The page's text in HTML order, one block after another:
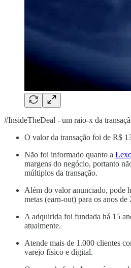
#InsideTheDeal - um raio-x da
O valor da transação foi de R$
Não foi informado quanto a
margens do negócio, portanto
múltiplos da transação.
Além do valor anunciado, pode
metas (earn-out) para os anos de
A adquirida foi fundada há 15
atualmente.
Atende mais de 1.000 clientes
varejo físico e digital.